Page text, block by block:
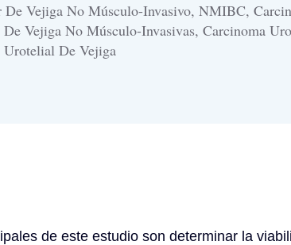
De Vejiga No Músculo-Invasivo, NMIBC,
De Vejiga No Músculo-Invasivas, Carcinoma
Urotelial De Vejiga
de este estudio son determinar la